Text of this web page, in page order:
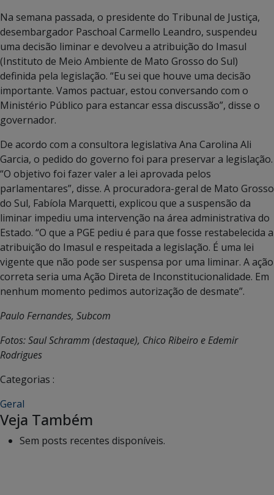
Na semana passada, o presidente do Tribunal de Justiça,
desembargador Paschoal Carmello Leandro, suspendeu
uma decisão liminar e devolveu a atribuição do Imasul
(Instituto de Meio Ambiente de Mato Grosso do Sul)
definida pela legislação. “Eu sei que houve uma decisão
importante. Vamos pactuar, estou conversando com o
Ministério Público para estancar essa discussão”, disse o
governador.
De acordo com a consultora legislativa Ana Carolina Ali
Garcia, o pedido do governo foi para preservar a legislação.
“O objetivo foi fazer valer a lei aprovada pelos
parlamentares”, disse. A procuradora-geral de Mato Grosso
do Sul, Fabíola Marquetti, explicou que a suspensão da
liminar impediu uma intervenção na área administrativa do
Estado. “O que a PGE pediu é para que fosse restabelecida a
atribuição do Imasul e respeitada a legislação. É uma lei
vigente que não pode ser suspensa por uma liminar. A ação
correta seria uma Ação Direta de Inconstitucionalidade. Em
nenhum momento pedimos autorização de desmate”.
Paulo Fernandes, Subcom
Fotos: Saul Schramm (destaque), Chico Ribeiro e Edemir
Rodrigues
Categorias :
Geral
Veja Também
Sem posts recentes disponíveis.